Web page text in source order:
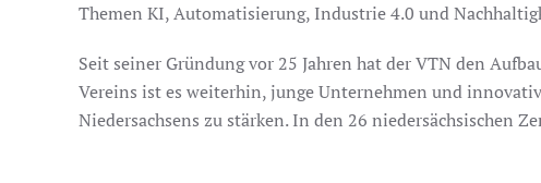
Themen KI, Automatisierung, Industrie 4.0 und
Seit seiner Gründung vor 25 Jahren hat der VTN den
Vereins ist es weiterhin, junge Unternehmen und
Niedersachsens zu stärken. In den 26 niedersächsischen